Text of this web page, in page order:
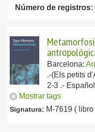
Número de registros:
Barcelona:
.-(Els petits
2-3 .- Español
Mostrar tags
Signatura: M-7619 ( libro